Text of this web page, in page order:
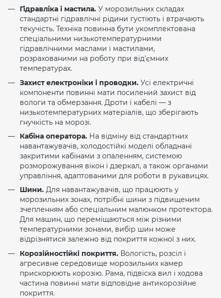
Гідравліка і мастила. У морозильних складах
стандартні гідравлічні рідини густіють і втрачають
текучість. Техніка повинна бути укомплектована
спеціальними низькотемпературними
гідравлічними маслами і мастилами,
розрахованими на роботу при від'ємних
температурах.
Захист електроніки і проводки. Усі електричні
компоненти повинні мати посилений захист від
вологи та обмерзання. Дроти і кабелі — з
низькотемпературних матеріалів, що зберігають
гнучкість на морозі.
Кабіна оператора. На відміну від стандартних
навантажувачів, холодостійкі моделі обладнані
закритими кабінами з опаленням, системою
розморожування вікон і дзеркал, а також органами
управління, адаптованими для роботи в рукавицях.
Шини. Для навантажувачів, що працюють у
морозильних зонах, потрібні шини з підвищеним
зчепленням або спеціальним малюнком протектора.
Для машин, що переміщаються між різними
температурними зонами, вибір шин може
відрізнятися залежно від покриття кожної з них.
Корозійностійкі покриття. Вологість, розсіл і
агресивне середовище морозильних камер
прискорюють корозію. Рама, підвіска вил і ходова
частина повинні мати відповідне антикорозійне
покриття.